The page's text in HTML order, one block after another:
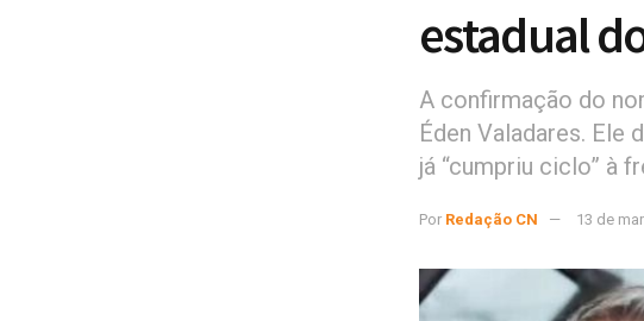
estadual
A confirmação do
Éden Valadares.
já “cumpriu ciclo” à
Por Redação CN 13 de